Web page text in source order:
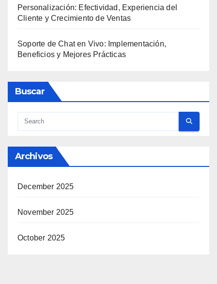
Personalización: Efectividad, Experiencia del
Cliente y Crecimiento de Ventas
Soporte de Chat en Vivo: Implementación,
Beneficios y Mejores Prácticas
Buscar
Archivos
December 2025
November 2025
October 2025